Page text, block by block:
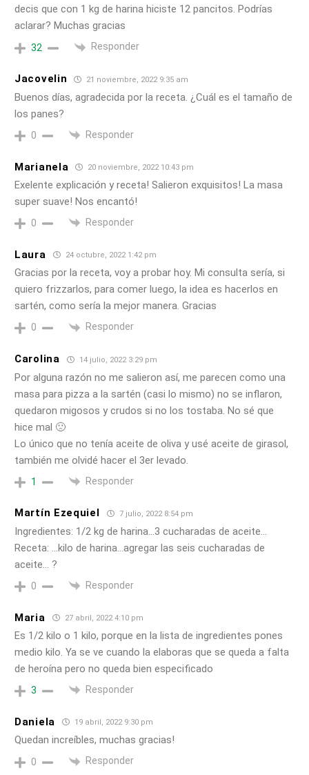
decis que con 1 kg de harina hiciste 12 pancitos. Podrías
aclarar? Muchas gracias
32 Responder
Jacovelin 21 noviembre, 2022 9:35 am
Buenos días, agradecida por la receta. ¿Cuál es el tamaño de
los panes?
0 Responder
Marianela 20 noviembre, 2022 10:43 pm
Exelente explicación y receta! Salieron exquisitos! La masa
super suave! Nos encantó!
0 Responder
Laura 24 octubre, 2022 1:42 pm
Gracias por la receta, voy a probar hoy. Mi consulta sería, si
quiero frizzarlos, para comer luego, la idea es hacerlos en
sartén, como sería la mejor manera. Gracias
0 Responder
Carolina 14 julio, 2022 3:29 pm
Por alguna razón no me salieron así, me parecen como una
masa para pizza a la sartén (casi lo mismo) no se inflaron,
quedaron migosos y crudos si no los tostaba. No sé que
hice mal 🙁
Lo único que no tenía aceite de oliva y usé aceite de girasol,
también me olvidé hacer el 3er levado.
1 Responder
Martín Ezequiel 7 julio, 2022 8:54 pm
Ingredientes: 1/2 kg de harina…3 cucharadas de aceite…
Receta: …kilo de harina…agregar las seis cucharadas de
aceite… ?
0 Responder
Maria 27 abril, 2022 4:10 pm
Es 1/2 kilo o 1 kilo, porque en la lista de ingredientes pones
medio kilo. Ya se ve cuando la elaboras que se queda a falta
de heroína pero no queda bien especificado
3 Responder
Daniela 19 abril, 2022 9:30 pm
Quedan increíbles, muchas gracias!
0 Responder